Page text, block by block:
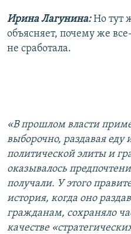
Ирина Лагунина:Но тут
объясняет, почему же
не сработала.
«В прошлом власти
выборочно, раздавая еду
политической элиты и
оказывалось
получали. У этого
история, когда оно
гражданам, сохраняло
качестве